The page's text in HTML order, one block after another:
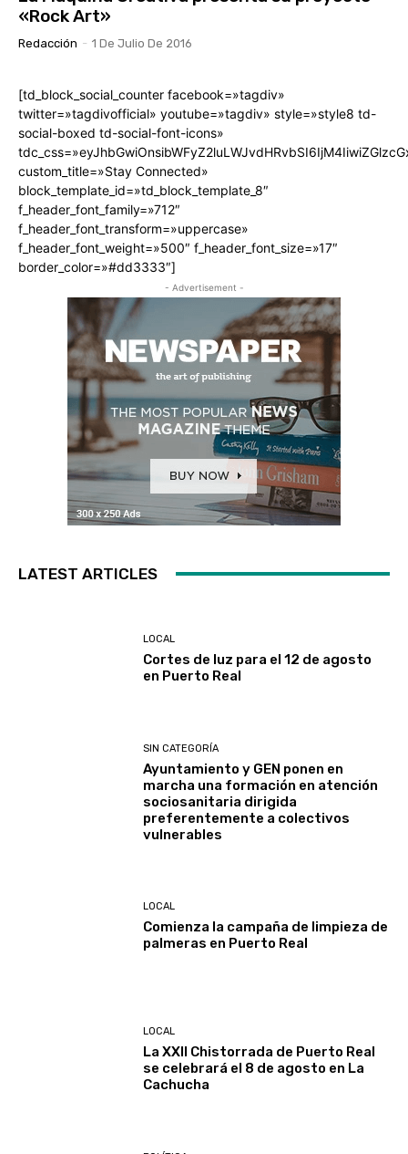
«Rock Art»
Redacción - 1 De Julio De 2016
[td_block_social_counter facebook=»tagdiv»
twitter=»tagdivofficial» youtube=»tagdiv» style=»style8 td-
social-boxed td-social-font-icons»
custom_title=»Stay Connected»
block_template_id=»td_block_template_8″
f_header_font_family=»712″
f_header_font_transform=»uppercase»
f_header_font_weight=»500″ f_header_font_size=»17″
border_color=»#dd3333″]
- Advertisement -
LATEST ARTICLES
LOCAL
Cortes de luz para el 12 de agosto
en Puerto Real
SIN CATEGORÍA
Ayuntamiento y GEN ponen en
marcha una formación en atención
sociosanitaria dirigida
preferentemente a colectivos
vulnerables
LOCAL
Comienza la campaña de limpieza de
palmeras en Puerto Real
LOCAL
La XXII Chistorrada de Puerto Real
se celebrará el 8 de agosto en La
Cachucha